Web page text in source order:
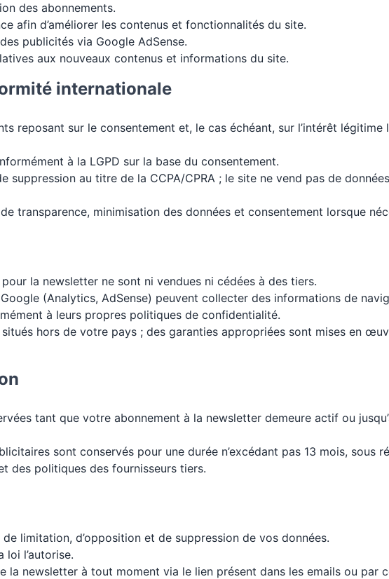
des abonnements.
afin d’améliorer les contenus et fonctionnalités du site.
publicités via Google AdSense.
aux nouveaux contenus et informations du site.
internationale
reposant sur le consentement et, le cas échéant, sur l’intérêt légitime
à la LGPD sur la base du consentement.
suppression au titre de la CCPA/CPRA ; le site ne vend pas de données
transparence, minimisation des données et consentement lorsque
la newsletter ne sont ni vendues ni cédées à des tiers.
(Analytics, AdSense) peuvent collecter des informations de
à leurs propres politiques de confidentialité.
hors de votre pays ; des garanties appropriées sont mises en
tant que votre abonnement à la newsletter demeure actif ou
sont conservés pour une durée n’excédant pas 13 mois, sous
des politiques des fournisseurs tiers.
limitation, d’opposition et de suppression de vos données.
l’autorise.
la newsletter à tout moment via le lien présent dans les emails ou par